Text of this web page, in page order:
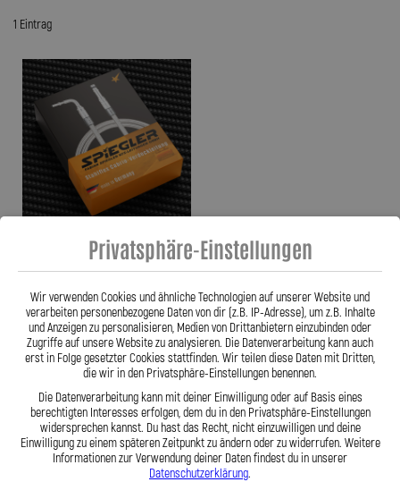
1 Eintrag
- Stahlflex Verdeckleitung für: BITTER
TYPE 3 Baujahr:01|1991-- Motor:
87,95 €
Zum Produkt
Anzeigen
Privatsphäre-Einstellungen
Wir verwenden Cookies und ähnliche Technologien auf unserer Website und
verarbeiten personenbezogene Daten von dir (z.B. IP-Adresse), um z.B. Inhalte
und Anzeigen zu personalisieren, Medien von Drittanbietern einzubinden oder
Zugriffe auf unsere Website zu analysieren. Die Datenverarbeitung kann auch
erst in Folge gesetzter Cookies stattfinden. Wir teilen diese Daten mit Dritten,
die wir in den Privatsphäre-Einstellungen benennen.
Die Datenverarbeitung kann mit deiner Einwilligung oder auf Basis eines
berechtigten Interesses erfolgen, dem du in den Privatsphäre-Einstellungen
widersprechen kannst. Du hast das Recht, nicht einzuwilligen und deine
Einwilligung zu einem späteren Zeitpunkt zu ändern oder zu widerrufen. Weitere
Informationen zur Verwendung deiner Daten findest du in unserer
Datenschutzerklärung.